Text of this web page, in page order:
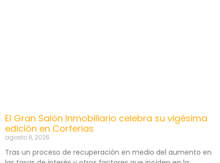
El Gran Salón Inmobiliario celebra su vigésima
edición en Corferias
agosto 6, 2026
Tras un proceso de recuperación en medio del aumento en